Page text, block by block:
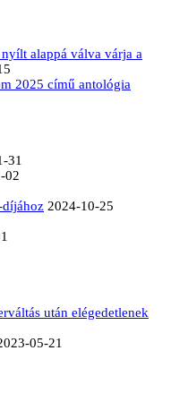
alappá válva várja a
2025 című antológia
31
02
díjához 2024-10-25
után elégedetlenek
05-21